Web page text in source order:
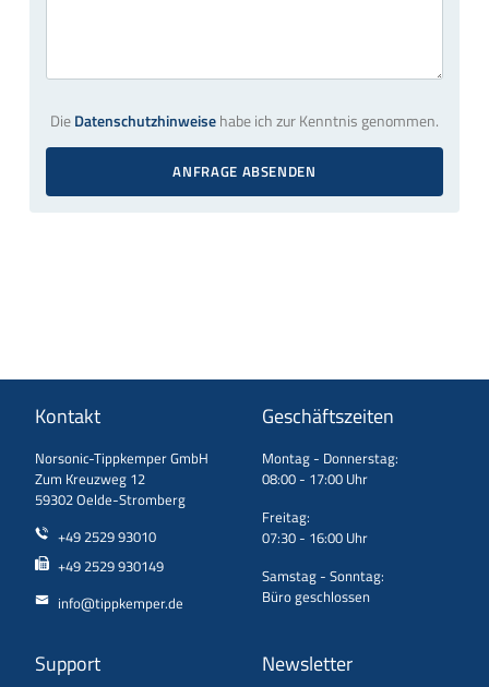
DieDatenschutzhinweisehabe ich zur Kenntnis genommen.
ANFRAGE ABSENDEN
Kontakt
Norsonic-Tippkemper GmbH
Zum Kreuzweg 12
59302 Oelde-Stromberg
+49 2529 93010
+49 2529 930149
info@tippkemper.de
Geschäftszeiten
Montag - Donnerstag:
08:00 - 17:00 Uhr
Freitag:
07:30 - 16:00 Uhr
Samstag - Sonntag:
Büro geschlossen
Support Newsletter